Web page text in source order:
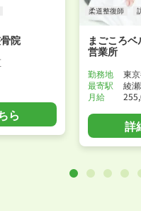
院
ら
柔道整復師
まごころ
営業所
勤務地
東
最寄駅
綾
月給
詳